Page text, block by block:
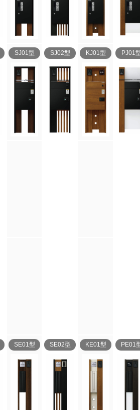
SJ01型 SJ02型 KJ01型 PJ01
SE01型 SE02型 KE01型 PE01